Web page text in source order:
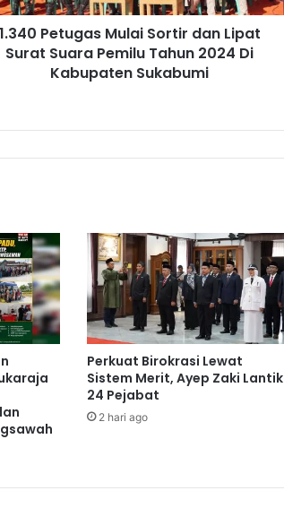
1.340 Petugas Mulai Sortir dan Lipat
Surat Suara Pemilu Tahun 2024 Di
Kabupaten Sukabumi
Perkuat Birokrasi Lewat
Sistem Merit, Ayep Zaki Lantik
24 Pejabat
2 hari ago